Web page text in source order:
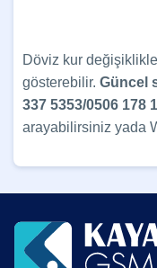
Döviz kur
gösterebilir. Güncel
337 5353/0506 178
arayabilirsiniz yada